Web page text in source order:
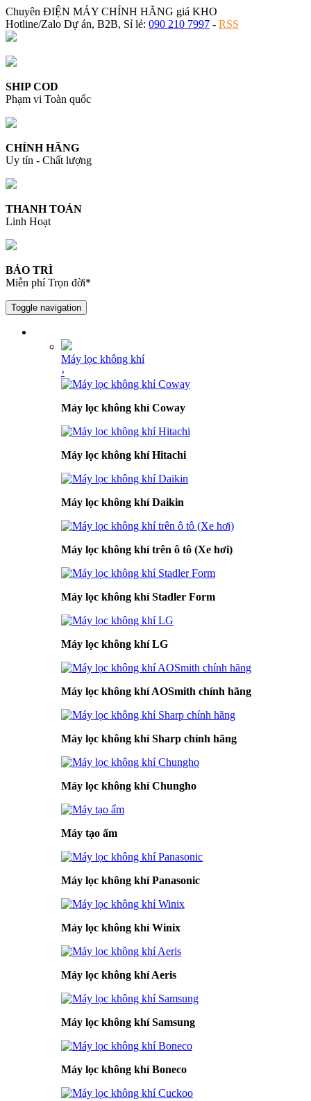
Chuyên ĐIỆN MÁY CHÍNH HÃNG giá KHO
Hotline/Zalo Dự án, B2B, Sỉ lẻ: 090 210 7997 - RSS
SHIP COD
Phạm vi Toàn quốc
CHÍNH HÃNG
Uy tín - Chất lượng
THANH TOÁN
Linh Hoạt
BẢO TRÌ
Miễn phí Trọn đời*
Toggle navigation
Máy lọc không khí
›
Máy lọc không khí Coway
Máy lọc không khí Hitachi
Máy lọc không khí Daikin
Máy lọc không khí trên ô tô (Xe hơi)
Máy lọc không khí Stadler Form
Máy lọc không khí LG
Máy lọc không khí AOSmith chính hãng
Máy lọc không khí Sharp chính hãng
Máy lọc không khí Chungho
Máy tạo ẩm
Máy lọc không khí Panasonic
Máy lọc không khí Winix
Máy lọc không khí Aeris
Máy lọc không khí Samsung
Máy lọc không khí Boneco